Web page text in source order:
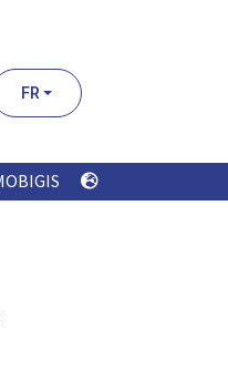
FR